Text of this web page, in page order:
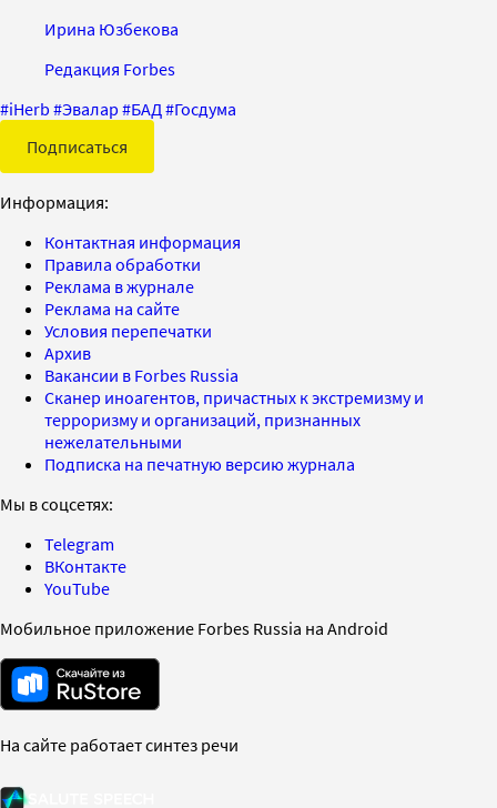
Ирина Юзбекова
Редакция Forbes
#iHerb #Эвалар #БАД#Госдума
Подписаться
Информация:
Контактная информация
Правила обработки
Реклама в журнале
Реклама на сайте
Условия перепечатки
Архив
Вакансии в Forbes Russia
Сканер иноагентов, причастных к экстремизму и
терроризму и организаций, признанных
нежелательными
Подписка на печатную версию журнала
Мы в соцсетях:
Telegram
ВКонтакте
YouTube
Мобильное приложение Forbes Russia на Android
На сайте работает синтез речи